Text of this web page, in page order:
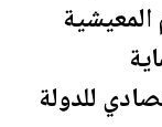
للدولة